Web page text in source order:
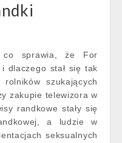
co sprawia, że For
dlaczego stał się tak
szukających
zakupie telewizora w
randkowe stały się
a ludzie w
seksualnych